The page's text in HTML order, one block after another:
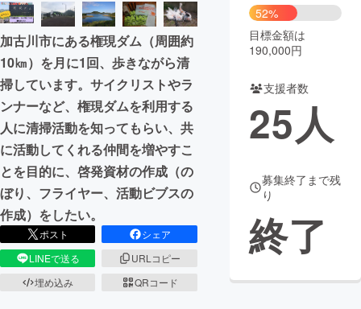
まちづくり・地域活性化
CAMPFIRE for Social Good
CAMPFIRE Creation
CAMPFIREふるさと納税machi-ya コミュニティ
加古川市にある権現ダム（周囲約
10㎞）を月に1回、歩きながら清
掃しています。サイクリストやラ
ンナーなど、権現ダムを利用する
人に清掃活動を知ってもらい、共
に活動してくれる仲間を増やすこ
とを目的に、啓発資材の作成（の
ぼり、フライヤー、活動ビブスの
作成）をしたい。
ポスト
シェア
LINEで送る
URLコピー
埋め込み
QRコード
52%
目標金額は
190,000円
支援者数
25人
募集終了まで残
り
終了